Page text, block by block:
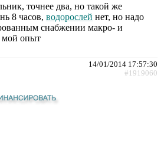
точнее два, но такой же
8 часов, водорослей нет, но надо
снабжении макро- и
мой опыт
14/01/2014 17:57:30
#1919060